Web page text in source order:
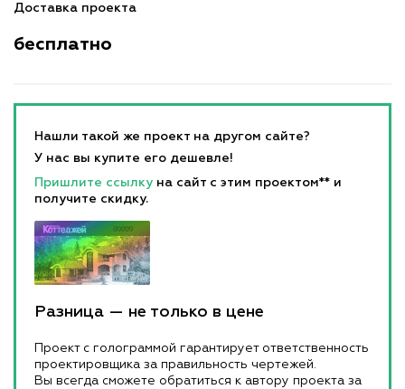
Доставка проекта
бесплатно
Нашли такой же проект на другом сайте?
У нас вы купите его дешевле!
Пришлите ссылку на сайт с этим проектом** и
получите скидку.
Разница — не только в цене
Проект с голограммой гарантирует ответственность
проектировщика за правильность чертежей.
Вы всегда сможете обратиться к автору проекта за